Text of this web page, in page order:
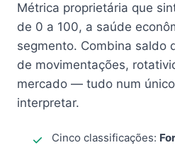
Métrica proprietária que
de 0 a 100, a saúde
segmento. Combina saldo
de movimentações,
mercado — tudo num
interpretar.
Cinco classificações: